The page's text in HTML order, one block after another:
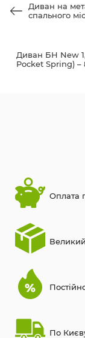
Диван на
спального
Диван БН New
Pocket Spring) –
Оплата
По